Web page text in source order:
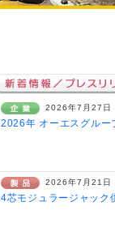
2026年7月27日
2026年 オーエスグル
2026年7月21日
4芯モジュラージャッ